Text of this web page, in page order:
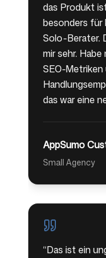
das Produkt
besonders für
Solo-Berater.
mir sehr.
SEO-
das war eine
AppSumo
Small Agency
“Das ist ein